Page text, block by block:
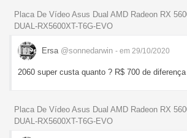
Placa De Vídeo Asus Dual AMD Radeon RX
DUAL-RX5600XT-T6G-EVO
Ersa @sonnedarwin - em 29/10/2020
2060 super custa quanto ? R$ 700 de
Placa De Vídeo Asus Dual AMD Radeon RX
DUAL-RX5600XT-T6G-EVO